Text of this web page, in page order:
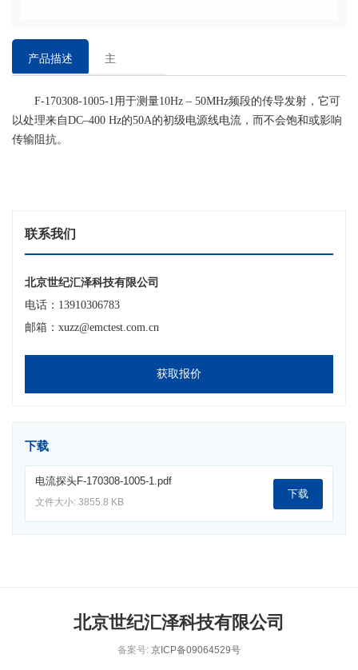
产品描述
主
特
点
F-170308-1005-1用于测量10Hz – 50MHz频段的传导发射，它可
以处理来自DC–400 Hz的50A的初级电源线电流，而不会饱和或影响
传输阻抗。
联系我们
北京世纪汇泽科技有限公司
电话：13910306783
邮箱：xuzz@emctest.com.cn
获取报价
下载
电流探头F-170308-1005-1.pdf
文件大小: 3855.8 KB
下载
北京世纪汇泽科技有限公司
备案号: 京ICP备09064529号